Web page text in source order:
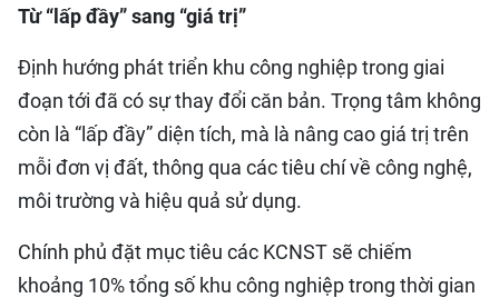
Từ “lấp đầy” sang “giá trị”
Định hướng phát triển khu công nghiệp trong giai
đoạn tới đã có sự thay đổi căn bản. Trọng tâm không
còn là “lấp đầy” diện tích, mà là nâng cao giá trị trên
mỗi đơn vị đất, thông qua các tiêu chí về công nghệ,
môi trường và hiệu quả sử dụng.
Chính phủ đặt mục tiêu các KCNST sẽ chiếm
khoảng 10% tổng số khu công nghiệp trong thời gian